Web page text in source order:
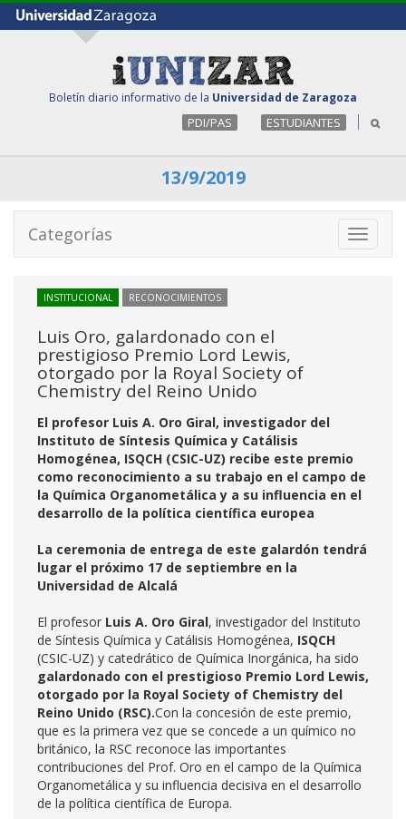
Boletín diario informativo de la Universidad de Zaragoza
PDI/PAS ESTUDIANTES
13/9/2019
Toggle
Categorías
INSTITUCIONAL RECONOCIMIENTOS
Luis Oro, galardonado con el
prestigioso Premio Lord Lewis,
otorgado por la Royal Society of
Chemistry del Reino Unido
El profesor Luis A. Oro Giral, investigador del
Instituto de Síntesis Química y Catálisis
Homogénea, ISQCH (CSIC-UZ) recibe este premio
como reconocimiento a su trabajo en el campo de
la Química Organometálica y a su influencia en el
desarrollo de la política científica europea
La ceremonia de entrega de este galardón tendrá
lugar el próximo 17 de septiembre en la
Universidad de Alcalá
El profesor Luis A. Oro Giral, investigador del Instituto
de Síntesis Química y Catálisis Homogénea, ISQCH
(CSIC-UZ) y catedrático de Química Inorgánica, ha sido
galardonado con el prestigioso Premio Lord Lewis,
otorgado por la Royal Society of Chemistry del
Reino Unido (RSC).Con la concesión de este premio,
que es la primera vez que se concede a un químico no
británico, la RSC reconoce las importantes
contribuciones del Prof. Oro en el campo de la Química
Organometálica y su influencia decisiva en el desarrollo
de la política científica de Europa.